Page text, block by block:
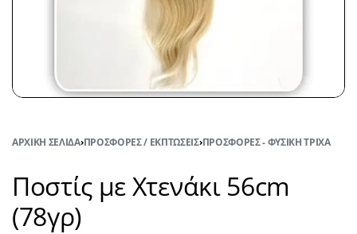
ΑΡΧΙΚΉ ΣΕΛΊΔΑ›ΠΡΟΣΦΟΡΈΣ / ΕΚΠΤΏΣΕΙΣ›ΠΡΟΣΦΟΡΈΣ - ΦΥΣΙΚΉ ΤΡΊΧΑ
Ποστίς με Χτενάκι 56cm
(78γρ)